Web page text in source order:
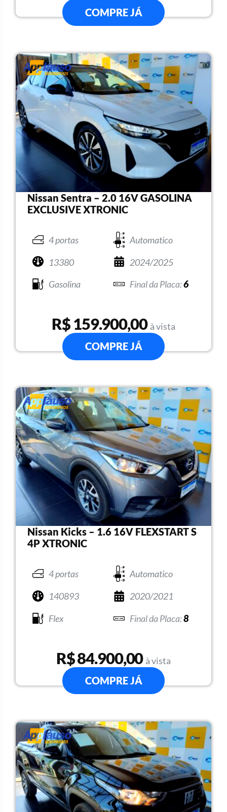
COMPRE JÁ
Nissan Sentra – 2.0 16V GASOLINA
EXCLUSIVE XTRONIC
4 portas
Automatico
13380
2024/2025
Gasolina
6
R$ 159.900,00 à vista
COMPRE JÁ
Nissan Kicks – 1.6 16V FLEXSTART S
4P XTRONIC
4 portas
Automatico
140893
2020/2021
Flex
8
R$ 84.900,00 à vista
COMPRE JÁ